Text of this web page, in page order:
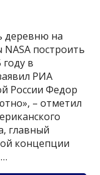
деревню на
построить
в
РИА
России Федор
– отметил
главный
концепции